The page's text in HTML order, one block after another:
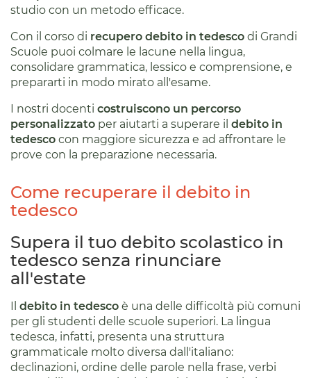
studio con un metodo efficace.
Con il corso di recupero debito in tedesco di Grandi
Scuole puoi colmare le lacune nella lingua,
consolidare grammatica, lessico e comprensione, e
prepararti in modo mirato all'esame.
I nostri docenti costruiscono un percorso
personalizzato per aiutarti a superare il debito in
tedesco con maggiore sicurezza e ad affrontare le
prove con la preparazione necessaria.
Come recuperare il debito in
tedesco
Supera il tuo debito scolastico in
tedesco senza rinunciare
all'estate
Il debito in tedesco è una delle difficoltà più comuni
per gli studenti delle scuole superiori. La lingua
tedesca, infatti, presenta una struttura
grammaticale molto diversa dall'italiano:
declinazioni, ordine delle parole nella frase, verbi